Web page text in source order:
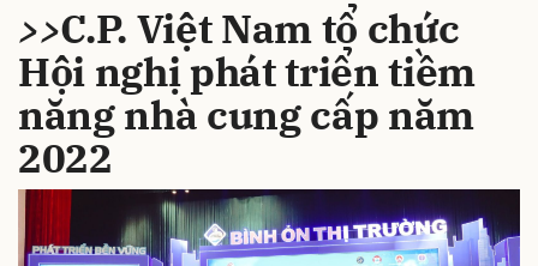
>>C.P. Việt Nam tổ chức
Hội nghị phát triển tiềm
năng nhà cung cấp năm
2022